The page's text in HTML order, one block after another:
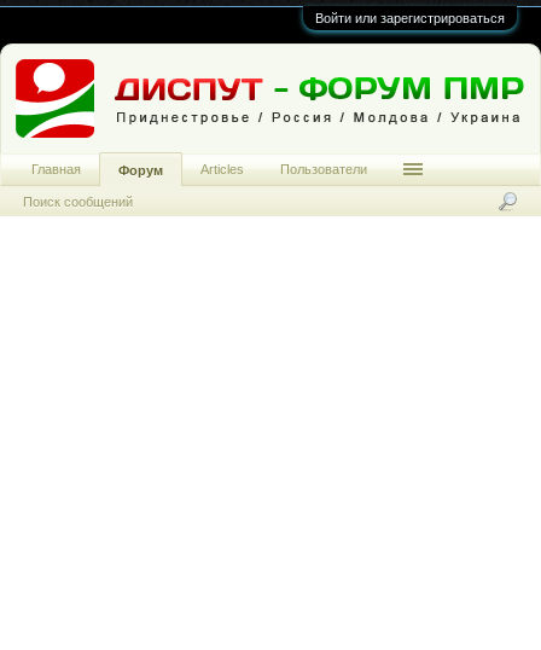
Войти или зарегистрироваться
Главная Форум
Поиск сообщений
Articles Пользователи